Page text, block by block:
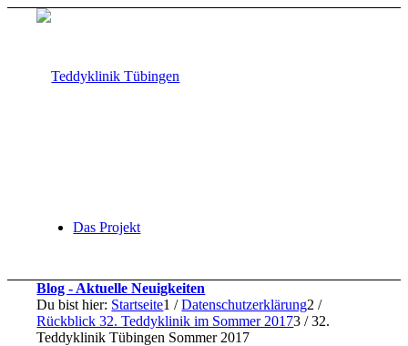
Das Projekt
Blog - Aktuelle Neuigkeiten
Du bist hier: Startseite1 / Datenschutzerklärung2 /
Rückblick 32. Teddyklinik im Sommer 20173 / 32.
Teddyklinik Tübingen Sommer 2017